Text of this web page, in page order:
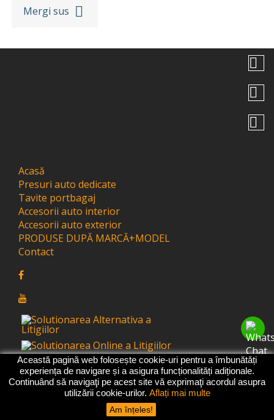
Mergi sus 



Această pagină web folosește cookie-uri pentru a îmbunătăți
experiența de navigare și a asigura funcționalități adiționale.
Continuând să navigaţi pe acest site vă exprimaţi acordul asupra
utilizării cookie-urilor. Aflați mai multe
Am înțeles!
Acasă
Presuri auto dedicate
Tavite portbagaj
Accesorii auto interior
Accesorii auto exterior
PRODUSE DUPĂ MARCĂ+MODEL
Contact
2021-2026 - Presuri Auto- Toate Drepturile
Rezervate |Covorase Auto Premium|Tavite
Portbagaj|Prelata Antigrindina |Prelata Auto